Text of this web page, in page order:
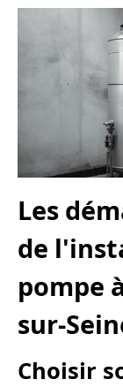
Les
de
pompe
sur-
Choisir